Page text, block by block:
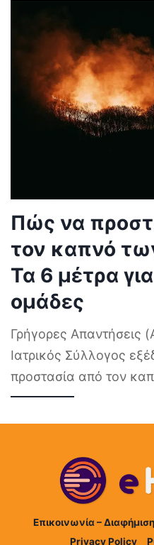
Πώς να
τον καπνό
Τα 6 μέτρα
ομάδες
Γρήγορες Απαντήσεις
Ιατρικός Σύλλογος
προστασία από τον
Επικοινωνία – Διαφήμιση
Privacy Policy